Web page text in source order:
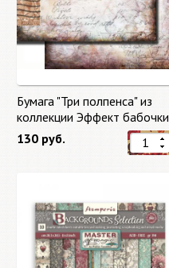
Бумага "Три полпенса" из
коллекции Эффект бабочки
"Butterfly Effect"
130 руб.